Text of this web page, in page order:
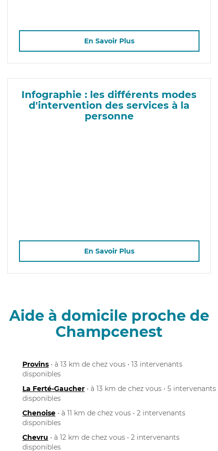
En Savoir Plus
Infographie : les différents modes
d'intervention des services à la
personne
En Savoir Plus
Aide à domicile proche de
Champcenest
Provins • à 13 km de chez vous • 13 intervenants
disponibles
La Ferté-Gaucher • à 13 km de chez vous • 5 intervenants
disponibles
Chenoise • à 11 km de chez vous • 2 intervenants
disponibles
Chevru • à 12 km de chez vous • 2 intervenants
disponibles